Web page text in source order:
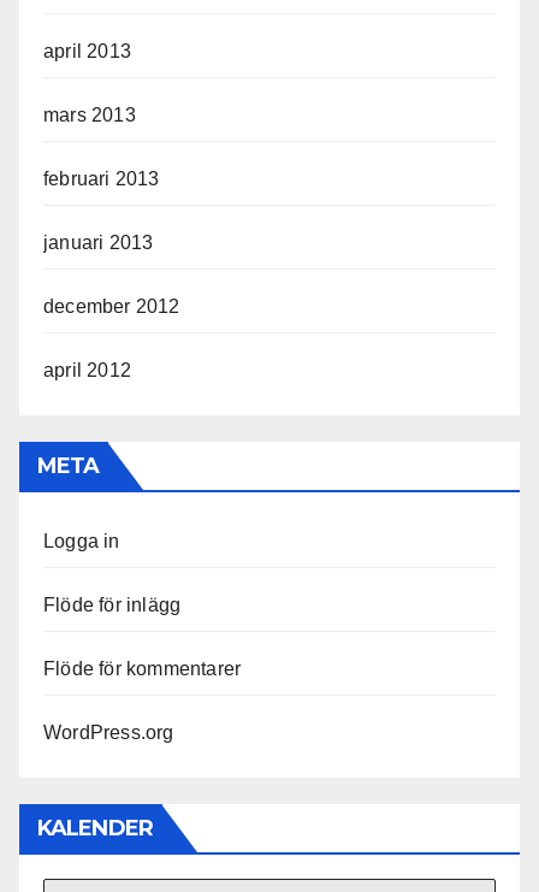
april 2013
mars 2013
februari 2013
januari 2013
december 2012
april 2012
META
Logga in
Flöde för inlägg
Flöde för kommentarer
WordPress.org
KALENDER